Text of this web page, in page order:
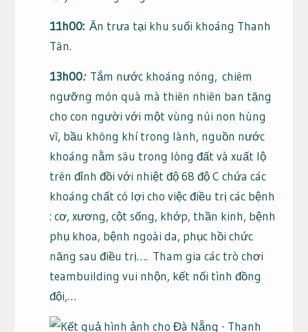
11h00: Ăn trưa tại khu suối khoáng Thanh
Tân.
13h00: Tắm nước khoáng nóng, chiêm
ngưỡng món quà mà thiên nhiên ban tặng
cho con người với một vùng núi non hùng
vĩ, bầu không khí trong lành, nguồn nước
khoáng nằm sâu trong lòng đất và xuất lộ
trên đỉnh đồi với nhiệt độ 68 độ C chứa các
khoáng chất có lợi cho việc điều trị các bệnh
: cơ, xương, cột sống, khớp, thần kinh, bệnh
phụ khoa, bệnh ngoài da, phục hồi chức
năng sau điều trị…. Tham gia các trò chơi
teambuilding vui nhộn, kết nối tình đồng
đội,…